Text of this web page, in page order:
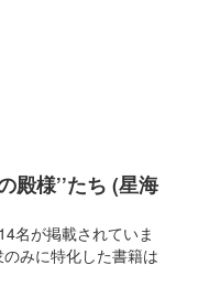
殿様’’たち (星海
名が掲載されていま
みに特化した書籍は